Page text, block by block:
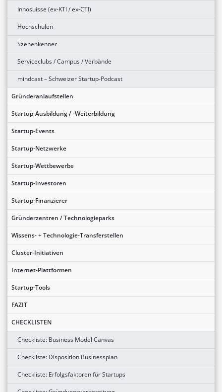
Innosuisse (ex-KTI / ex-CTI)
Hochschulen
Szenenkenner
Serviceclubs / Campus / Verbände
mindcast – Schweizer Startup-Podcast
Gründeranlaufstellen
Startup-Ausbildung / -Weiterbildung
Startup-Events
Startup-Netzwerke
Startup-Wettbewerbe
Startup-Investoren
Startup-Finanzierer
Gründerzentren / Technologieparks
Wissens- + Technologie-Transferstellen
Cluster-Initiativen
Internet-Plattformen
Startup-Tools
FAZIT
CHECKLISTEN
Checkliste: Business Model Canvas
Checkliste: Disposition Businessplan
Checkliste: Erfolgsfaktoren für Startups